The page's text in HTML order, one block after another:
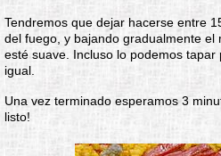
Tendremos que dejar hacerse entre
del fuego, y bajando gradualmente el
esté suave. Incluso lo podemos
igual.
Una vez terminado esperamos 3
listo!